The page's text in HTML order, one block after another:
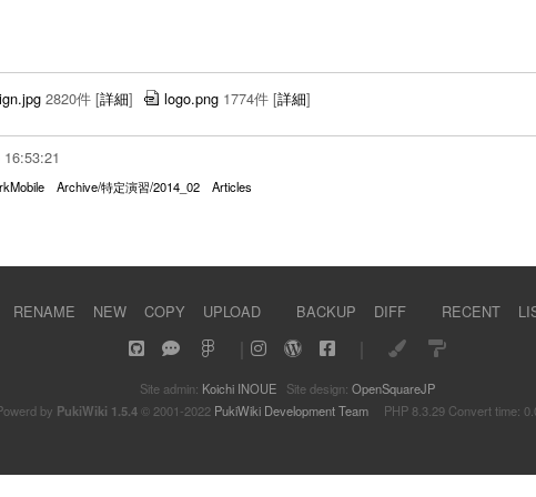
2820件 [詳細] logo.png 1774件 [詳細]
Archive/特定演習/2014_02 Articles
RENAME NEW COPY UPLOAD BACKUP DIFF RECENT
Site admin: Koichi INOUE Site design: OpenSquareJP
by PukiWiki 1.5.4© 2001-2022 PukiWiki Development TeamPHP 8.3.29 Convert time: